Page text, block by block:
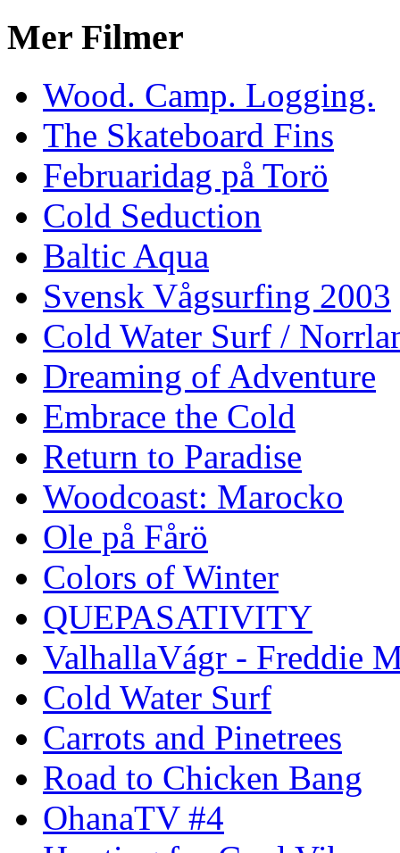
Mer Filmer
Wood. Camp. Logging.
The Skateboard Fins
Februaridag på Torö
Cold Seduction
Baltic Aqua
Svensk Vågsurfing 2003
Cold Water Surf /
Dreaming of Adventure
Embrace the Cold
Return to Paradise
Woodcoast: Marocko
Ole på Fårö
Colors of Winter
QUEPASATIVITY
ValhallaVágr - Freddie
Cold Water Surf
Carrots and Pinetrees
Road to Chicken Bang
OhanaTV #4